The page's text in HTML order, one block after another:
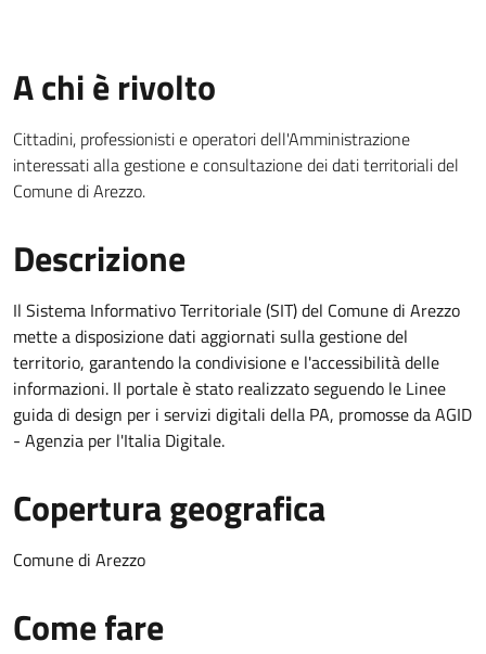
A chi è rivolto
Cittadini, professionisti e operatori dell'Amministrazione
interessati alla gestione e consultazione dei dati territoriali del
Comune di Arezzo.
Descrizione
Il Sistema Informativo Territoriale (SIT) del Comune di Arezzo
mette a disposizione dati aggiornati sulla gestione del
territorio, garantendo la condivisione e l'accessibilità delle
informazioni. Il portale è stato realizzato seguendo le Linee
guida di design per i servizi digitali della PA, promosse da AGID
- Agenzia per l'Italia Digitale.
Copertura geografica
Comune di Arezzo
Come fare